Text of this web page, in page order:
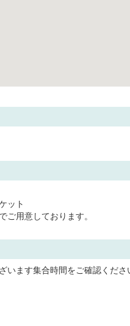
ット
用意しております。
います集合時間をご確認くださ